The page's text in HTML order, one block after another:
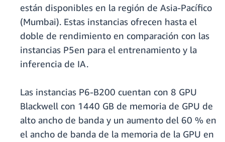
están disponibles en la región de Asia-Pacífico
(Mumbai). Estas instancias ofrecen hasta el
doble de rendimiento en comparación con las
instancias P5en para el entrenamiento y la
inferencia de IA.
Las instancias P6-B200 cuentan con 8 GPU
Blackwell con 1440 GB de memoria de GPU de
alto ancho de banda y un aumento del 60 % en
el ancho de banda de la memoria de la GPU en